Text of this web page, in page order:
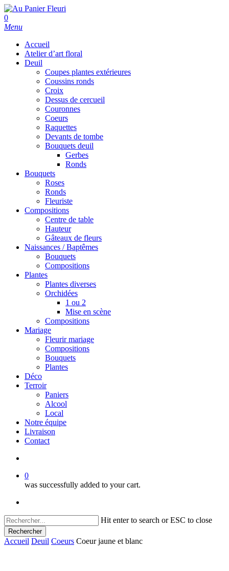
Skip
to
main
search
0
Menu
Accueil
Atelier d’art floral
Deuil
Coupes plantes extérieures
Coussins ronds
Croix
Dessus de cercueil
Couronnes
Coeurs
Raquettes
Devants de tombe
Bouquets deuil
Gerbes
Ronds
Bouquets
Roses
Ronds
Fleuriste
Compositions
Centre de table
Hauteur
Gâteaux de fleurs
Naissances / Baptêmes
Bouquets
Compositions
Plantes
Plantes diverses
Orchidées
1 ou 2
Mise en scène
Compositions
Mariage
Fleurir mariage
Compositions
Bouquets
Plantes
Déco
Terroir
Paniers
Alcool
Local
Notre équipe
Livraison
Contact
0
was successfully added to your cart.
Hit enter to search or ESC to close
Rechercher
Close
Accueil Deuil Coeurs Coeur jaune et blanc